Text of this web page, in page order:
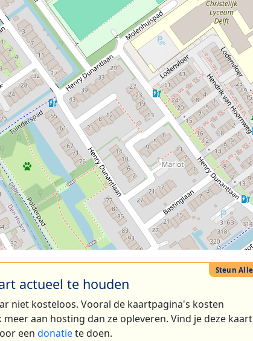
3
actueel te houden
niet kosteloos. Vooral de kaartpagina's kosten
aan hosting dan ze opleveren. Vind je deze kaart
een donatiete doen.